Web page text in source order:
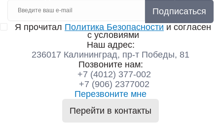
Подписаться
Я прочитал Политика Безопасности и согласен
с условиями
Наш адрес:
236017 Калининград,​ пр-т Победы, 81
Позвоните нам:
+7 (4012) 377-002
+7 (906) 2377002
Перезвоните мне
Перейти в контакты